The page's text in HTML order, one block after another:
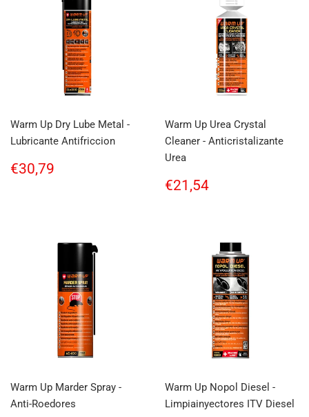
Warm Up Dry Lube Metal -
Lubricante Antifriccion
Regular
price
€30,79
Warm Up Urea Crystal
Cleaner - Anticristalizante
Urea
Regular
price
€21,54
Warm Up Marder Spray -
Anti-Roedores
Warm Up Nopol Diesel -
Limpiainyectores ITV Diesel